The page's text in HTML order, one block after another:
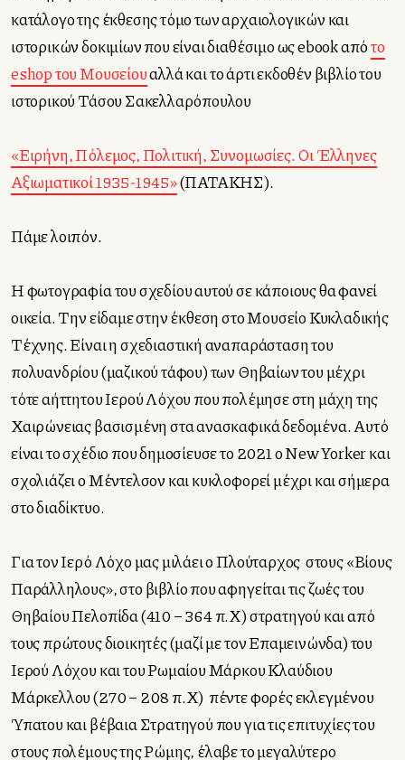
κατάλογο της έκθεσης τόμο των αρχαιολογικών και
ιστορικών δοκιμίων που είναι διαθέσιμο ως ebook απότο
eshop του Μουσείουαλλά και το άρτι εκδοθέν βιβλίο του
ιστορικού Τάσου Σακελλαρόπουλου
«Ειρήνη, Πόλεμος, Πολιτική, Συνομωσίες. Οι Έλληνες
Αξιωματικοί 1935-1945»(ΠΑΤΑΚΗΣ).
Πάμε λοιπόν.
Η φωτογραφία του σχεδίου αυτού σε κάποιους θα φανεί
οικεία. Την είδαμε στην έκθεση στο Μουσείο Κυκλαδικής
Τέχνης. Είναι η σχεδιαστική αναπαράσταση του
πολυανδρίου (μαζικού τάφου) των Θηβαίων του μέχρι
τότε αήττητου Ιερού Λόχου που πολέμησε στη μάχη της
Χαιρώνειας βασισμένη στα ανασκαφικά δεδομένα. Αυτό
είναι το σχέδιο που δημοσίευσε το 2021 ο New Yorker και
σχολιάζει ο Μέντελσον και κυκλοφορεί μέχρι και σήμερα
στο διαδίκτυο.
Για τον Ιερό Λόχο μας μιλάει ο Πλούταρχος στους «Βίους
Παράλληλους», στο βιβλίο που αφηγείται τις ζωές του
Θηβαίου Πελοπίδα (410 – 364 π.Χ) στρατηγού και από
τους πρώτους διοικητές (μαζί με τον Επαμεινώνδα) του
Ιερού Λόχου και του Ρωμαίου Μάρκου Κλαύδιου
Μάρκελλου (270 – 208 π.Χ) πέντε φορές εκλεγμένου
Ύπατου και βέβαια Στρατηγού που για τις επιτυχίες του
στους πολέμους της Ρώμης, έλαβε το μεγαλύτερο